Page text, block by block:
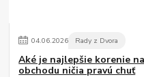
04.06.2026 Rady z Dvora
Aké je najlepšie korenie
obchodu ničia pravú chuť